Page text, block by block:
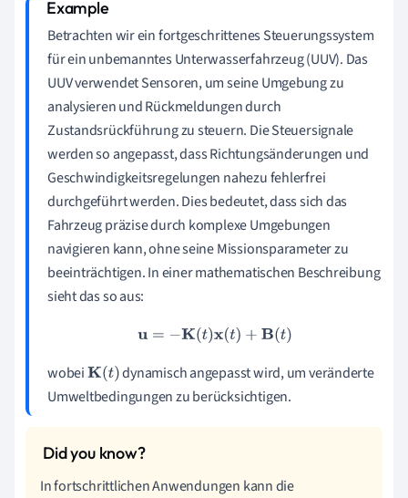
Betrachten wir ein fortgeschrittenes Steuerungssystem
für ein unbemanntes Unterwasserfahrzeug (UUV). Das
UUV verwendet Sensoren, um seine Umgebung zu
analysieren und Rückmeldungen durch
Zustandsrückführung zu steuern. Die Steuersignale
werden so angepasst, dass Richtungsänderungen und
Geschwindigkeitsregelungen nahezu fehlerfrei
durchgeführt werden. Dies bedeutet, dass sich das
Fahrzeug präzise durch komplexe Umgebungen
navigieren kann, ohne seine Missionsparameter zu
beeinträchtigen. In einer mathematischen Beschreibung
sieht das so aus:
u=−K(t)x(t)+B(t)
wobeiK(t)
dynamisch angepasst wird, um veränderte
Umweltbedingungen zu berücksichtigen.
In fortschrittlichen Anwendungen kann die